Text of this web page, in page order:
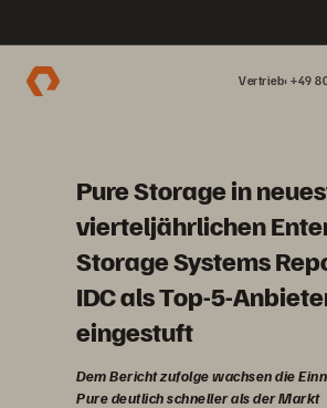
Vertrieb: +49
Pure Storage in
vierteljährlichen
Storage Systems
IDC als Top-5-
eingestuft
Dem Bericht zufolge wachsen die
Pure deutlich schneller als der Markt